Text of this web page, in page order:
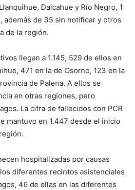
Dalcahue y Río Negro, 1
además de 35 sin notificar y otros
de la región.
llegan a 1.145, 529 de ellos en
471 en la de Osorno, 123 en la
de Palena. A ellos se
en otras regiones, pero
La cifra de fallecidos con PCR
mantuvo en 1.447 desde el inicio
hospitalizadas por causas
diferentes recintos asistenciales
46 de ellas en las diferentes